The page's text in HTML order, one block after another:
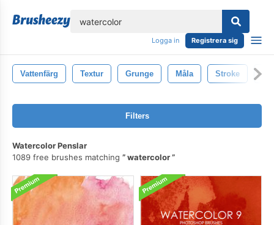
Logga in Registrera sig
Vattenfärg Textur Grunge Måla Stroke
Filters
Watercolor Penslar
1089 free brushes matching
watercolor